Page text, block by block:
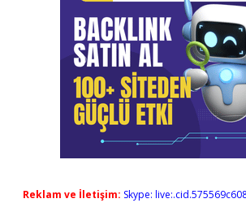
Reklam ve İletişim: Skype: